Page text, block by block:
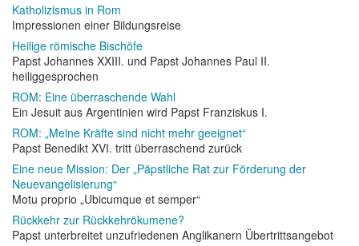
Katholizismus in Rom
Impressionen einer Bildungsreise
Heilige römische Bischöfe
Papst Johannes XXIII. und Papst Johannes Paul II.
heiliggesprochen
ROM: Eine überraschende Wahl
Ein Jesuit aus Argentinien wird Papst Franziskus I.
ROM: „Meine Kräfte sind nicht mehr geeignet“
Papst Benedikt XVI. tritt überraschend zurück
Eine neue Mission: Der „Päpstliche Rat zur Förderung der
Neuevangelisierung“
Motu proprio „Ubicumque et semper“
Rückkehr zur Rückkehrökumene?
Papst unterbreitet unzufriedenen Anglikanern Übertrittsangebot